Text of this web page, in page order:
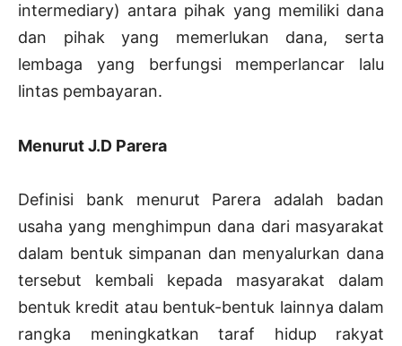
intermediary) antara pihak yang memiliki dana
dan pihak yang memerlukan dana, serta
lembaga yang berfungsi memperlancar lalu
lintas pembayaran.
Menurut J.D Parera
Definisi bank menurut Parera adalah badan
usaha yang menghimpun dana dari masyarakat
dalam bentuk simpanan dan menyalurkan dana
tersebut kembali kepada masyarakat dalam
bentuk kredit atau bentuk-bentuk lainnya dalam
rangka meningkatkan taraf hidup rakyat